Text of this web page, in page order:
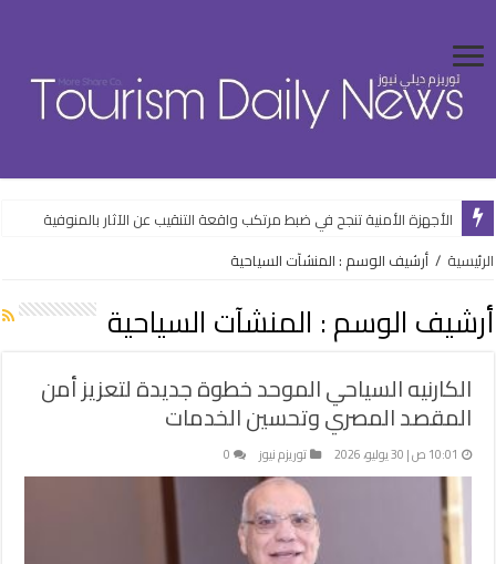
الأجهزة الأمنية تنجح في ضبط مرتكب واقعة التنقيب عن الآثار بالمنوفية
“القابضة للسياحة والفنادق” تستهدف 5.5 مليار جنيه صافي ربح خلال 2026-2027
الرئيسية / أرشيف الوسم : المنشآت السياحية
أرشيف الوسم : المنشآت السياحية
الكارنيه السياحي الموحد خطوة جديدة لتعزيز أمن
المقصد المصري وتحسين الخدمات
10:01 ص | 30 يوليو، 2026 توريزم نيوز 0